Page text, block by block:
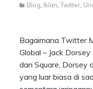
Blog, Iklan,Twitter,
Bagaimana Twitter
Global – Jack
dan Square, Dorsey
yang luar biasa di